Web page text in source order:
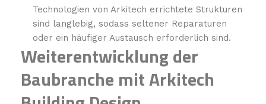
Technologien von Arkitech errichtete Strukturen
sind langlebig, sodass seltener Reparaturen
oder ein häufiger Austausch erforderlich sind.
Weiterentwicklung der
Baubranche mit Arkitech